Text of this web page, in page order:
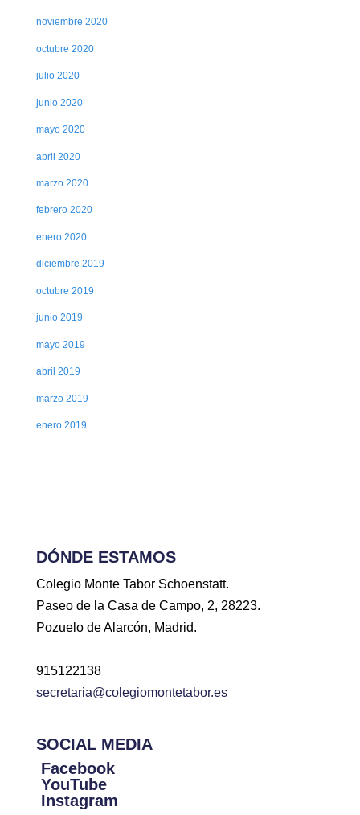
noviembre 2020
octubre 2020
julio 2020
junio 2020
mayo 2020
abril 2020
marzo 2020
febrero 2020
enero 2020
diciembre 2019
octubre 2019
junio 2019
mayo 2019
abril 2019
marzo 2019
enero 2019
DÓNDE ESTAMOS
Colegio Monte Tabor Schoenstatt.
Paseo de la Casa de Campo, 2, 28223.
Pozuelo de Alarcón, Madrid.
915122138
secretaria@colegiomontetabor.es
SOCIAL MEDIA
Facebook
YouTube
Instagram